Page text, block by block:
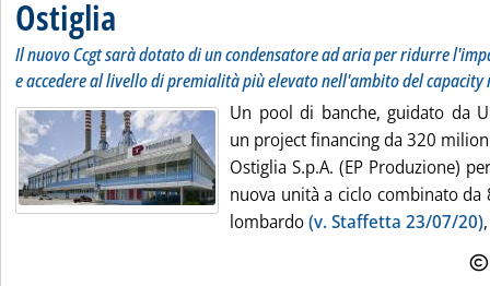
Ostiglia
Il nuovo Ccgt sarà dotato di un condensatore ad aria per ridurre
e accedere al livello di premialità più elevato nell'ambito del capacity
Un pool di banche, guidato da
un project financing da 320
Ostiglia S.p.A. (EP Produzione)
nuova unità a ciclo combinato
lombardo(v. Staffetta 23/07/20)